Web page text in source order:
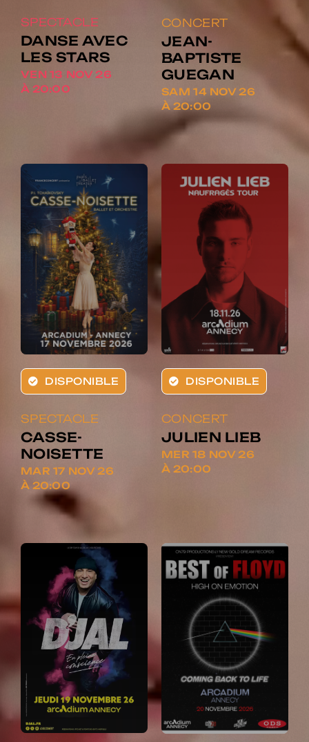
SPECTACLE
DANSE AVEC
LES STARS
VEN 13 NOV 26
À 20:00
CONCERT
JEAN-
BAPTISTE
GUEGAN
SAM 14 NOV 26
À 20:00
DISPONIBLE
SPECTACLE
CASSE-
NOISETTE
MAR 17 NOV 26
À 20:00
DISPONIBLE
CONCERT
JULIEN LIEB
MER 18 NOV 26
À 20:00